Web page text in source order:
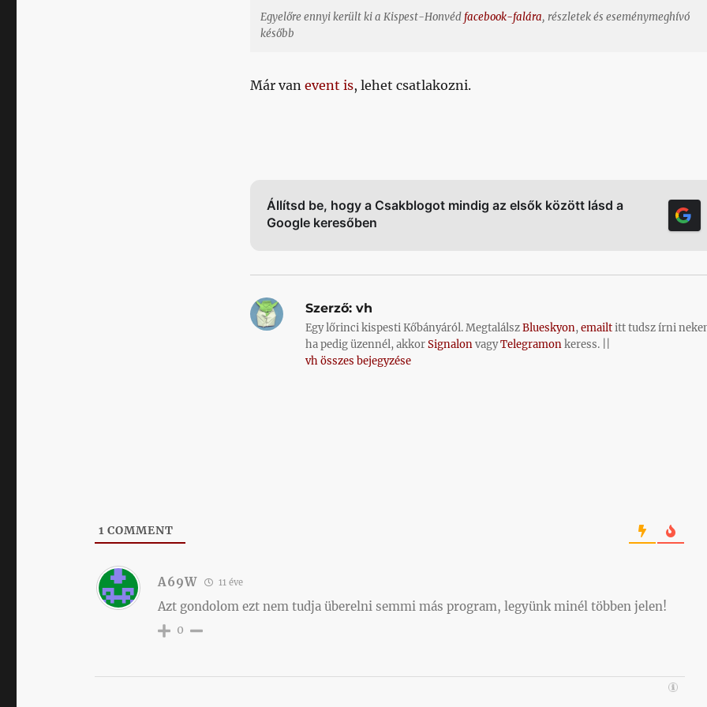
Egyelőre ennyi került ki a Kispest-Honvéd facebook-falára, részletek és eseménymeghívó
később
Már van event is, lehet csatlakozni.
Állítsd be, hogy a Csakblogot mindig az elsők között lásd a
Google keresőben
Szerző:vh
Egy lőrinci kispesti Kőbányáról. MegtalálszBlueskyon,emailtitt tudsz írni
ha pedig üzennél, akkorSignalonvagyTelegramonkeress. ||
vh összes bejegyzése
1 COMMENT
A69W 11 éve
Azt gondolom ezt nem tudja überelni semmi más program, legyünk minél többen jelen!
0